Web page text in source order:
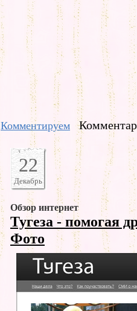
Комментируем
22
Декабрь
Обзор интернет
Тугеза - помогая
Фото